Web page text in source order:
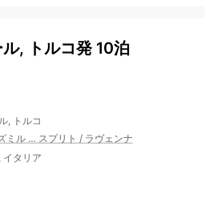
, トルコ発 10泊
, トルコ
ミル… スプリト / ラヴェンナ
イタリア